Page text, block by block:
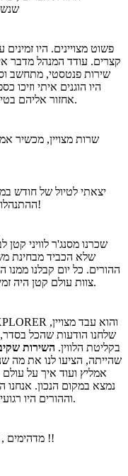
פשוט מצויינים. היו
קצרים. עודד המנהל מדבר
שירות פנטסטי, מתחשב
אחזור אליהם בטיול הגדול הבא ואם אשאל, אמליץ רק עליהם.
שרות מצויין, מכשיר
יצאתי לטיול של חודש
ההתנהלות מול החברה מאוד קלה וזמינים תמיד תודה!
שכרנו מסנג'ר לוויני
שלא הכביד מבחינת
ההורים. כל יום קבלנו
צוות עולם קטן היה זמין תמיד, אדיב ותמיד נכון לעזור. ממליץ בחום.
שלחנו הודעות שהכל בסדר,
בקליטת הלווין. השירות
שהייתה, הציעו לנו את מה
אמליץ ועוד איך על עולם
נמצא במקום הנכון. אנחנו
וההורים היו רגועים כי היינו שולחים להם הודעות עם המכשיר.
מדהימים , שירות אדיב ואישי , תודה רבה לכם על הכל !!